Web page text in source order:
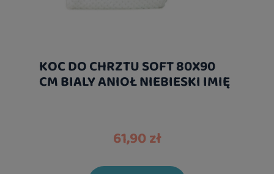
KOC DO CHRZTU SOFT 80X90
CM BIALY ANIOŁ NIEBIESKI IMIĘ
61,90 zł